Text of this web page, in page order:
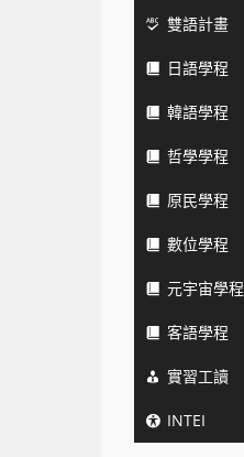
雙語計畫
日語學程
韓語學程
哲學學程
原民學程
數位學程
元宇宙學程
客語學程
實習工讀
INTEI